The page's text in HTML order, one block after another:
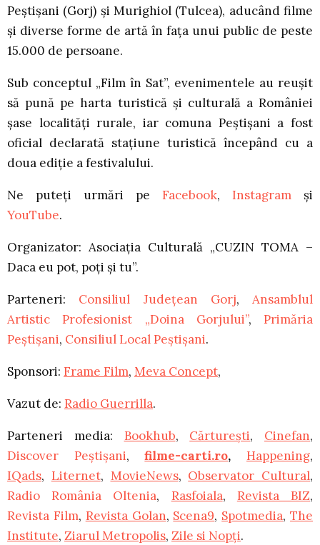
Peștișani (Gorj) și Murighiol (Tulcea), aducând filme
și diverse forme de artă în fața unui public de peste
15.000 de persoane.
Sub conceptul „Film în Sat”, evenimentele au reușit
să pună pe harta turistică și culturală a României
șase localități rurale, iar comuna Peștișani a fost
oficial declarată stațiune turistică începând cu a
doua ediție a festivalului.
Ne puteți urmări pe Facebook, Instagram și
YouTube.
Organizator: Asociația Culturală „CUZIN TOMA –
Daca eu pot, poți și tu”.
Parteneri: Consiliul Județean Gorj, Ansamblul
Artistic Profesionist „Doina Gorjului”, Primăria
Peștișani, Consiliul Local Peștișani.
Sponsori: Frame Film, Meva Concept,
Vazut de: Radio Guerrilla.
Parteneri media: Bookhub, Cărturești, Cinefan,
Discover Peștișani,filme-carti.ro, Happening,
IQads, Liternet, MovieNews, Observator Cultural,
Radio România Oltenia, Rasfoiala, Revista BIZ,
Revista Film, Revista Golan, Scena9, Spotmedia,The
Institute, Ziarul Metropolis, Zile si Nopți.